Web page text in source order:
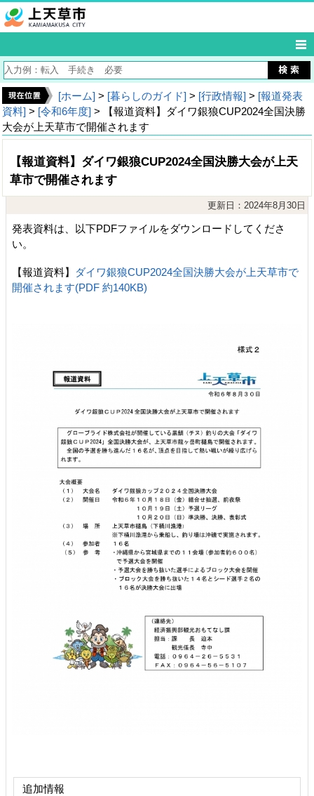
[ホーム] > [暮らしのガイド] > [行政情報] > [報道発表
資料] > [令和6年度] > 【報道資料】ダイワ銀狼CUP2024全国決勝
大会が上天草市で開催されます
【報道資料】ダイワ銀狼CUP2024全国決勝大会が上天
草市で開催されます
更新日：2024年8月30日
発表資料は、以下PDFファイルをダウンロードしてくださ
い。
【報道資料】
ダイワ銀狼CUP2024全国決勝大会が上天草市で
開催されます(PDF 約140KB)
追加情報